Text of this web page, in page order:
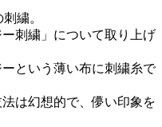
繍。
刺繍」について取り上げ
という薄い布に刺繍糸で
は幻想的で、儚い印象を